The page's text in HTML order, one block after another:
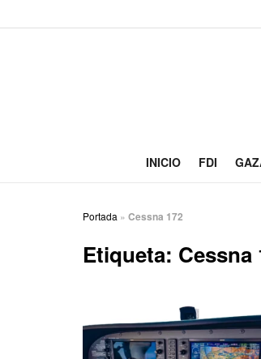
INICIO FDI
Portada » Cessna 172
Etiqueta: Cessna